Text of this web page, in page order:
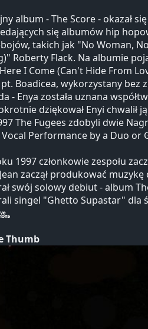
album - The Score - okazał
się albumów hip
takich jak "No Woman,
Roberty Flack. Na albumie
I Come (Can't Hide From
pt. Boadicea, wykorzystany
- Enya została uznana
dziękował Enyi chwalił
The Fugees zdobyli dwie
Vocal Performance by a Duo or
1997 członkowie zespołu
zaczął produkować
swój solowy debiut - album
singel "Ghetto Supastar" dla
Thumb